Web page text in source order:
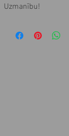
Uzmanību!
pasūtījuma 1-3